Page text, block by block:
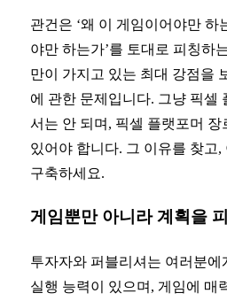
관건은 ‘왜 이 게임이어야만 하
야만 하는가’를 토대로 피칭하
만이 가지고 있는 최대 강점을
에 관한 문제입니다. 그냥 픽셀
서는 안 되며, 픽셀 플랫포머
있어야 합니다. 그 이유를 찾고
구축하세요.
게임뿐만 아니라 계획을
투자자와 퍼블리셔는 여러분에
실행 능력이 있으며, 게임에 매